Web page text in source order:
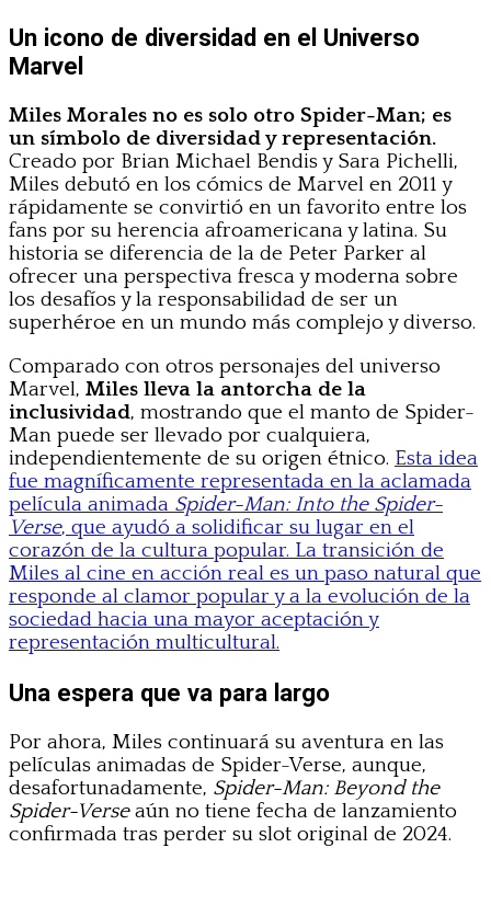
Un icono de diversidad en el Universo
Marvel
Miles Morales no es solo otro Spider-Man; es
un símbolo de diversidad y representación.
Creado por Brian Michael Bendis y Sara Pichelli,
Miles debutó en los cómics de Marvel en 2011 y
rápidamente se convirtió en un favorito entre los
fans por su herencia afroamericana y latina. Su
historia se diferencia de la de Peter Parker al
ofrecer una perspectiva fresca y moderna sobre
los desafíos y la responsabilidad de ser un
superhéroe en un mundo más complejo y diverso.
Comparado con otros personajes del universo
Marvel, Miles lleva la antorcha de la
inclusividad, mostrando que el manto de Spider-
Man puede ser llevado por cualquiera,
independientemente de su origen étnico. Esta idea
fue magníficamente representada en la aclamada
película animada Spider-Man: Into the Spider-
Verse, que ayudó a solidificar su lugar en el
corazón de la cultura popular. La transición de
Miles al cine en acción real es un paso natural que
responde al clamor popular y a la evolución de la
sociedad hacia una mayor aceptación y
representación multicultural.
Una espera que va para largo
Por ahora, Miles continuará su aventura en las
películas animadas de Spider-Verse, aunque,
desafortunadamente, Spider-Man: Beyond the
Spider-Verseaún no tiene fecha de lanzamiento
confirmada tras perder su slot original de 2024.